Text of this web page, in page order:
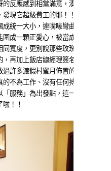
反應感到相當滿意，湊
現它超級費工的耶！！
統一大小，連嘴喙彎曲
成一顆正愛心，被當成
寬度，更別說那些玫瑰
再加上飯店總經理簽名
許多渡假村蜜月佈置的
不為工作、沒有任何搏
服務」為出發點，這一
！！